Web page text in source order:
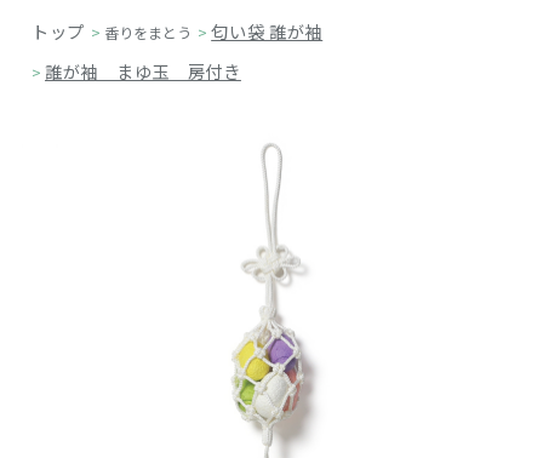
> 香りをまとう >匂い袋 誰が袖
> 誰が袖 まゆ玉 房付き